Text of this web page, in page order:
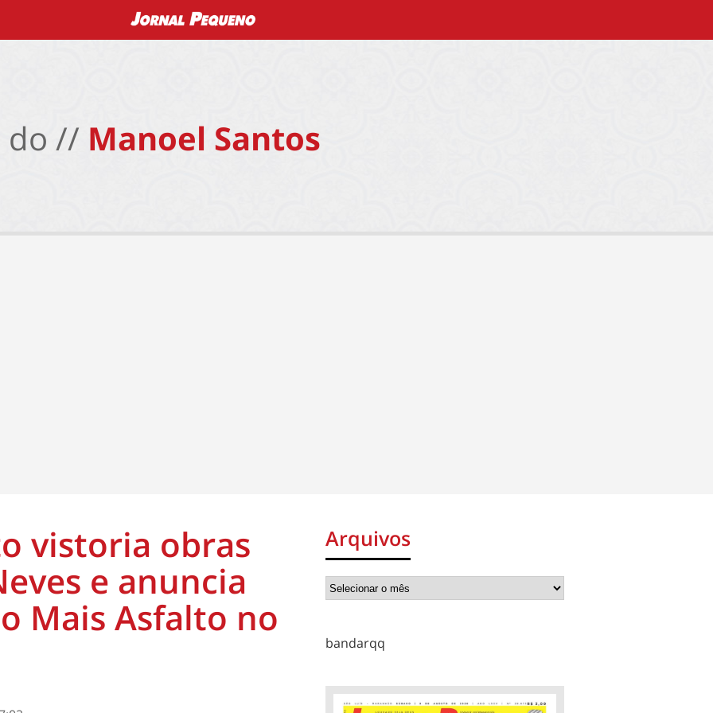
do // Manoel Santos
vistoria obras
e anuncia
Mais Asfalto no
Arquivos
bandarqq